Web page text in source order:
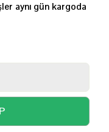
aynı gün kargoda